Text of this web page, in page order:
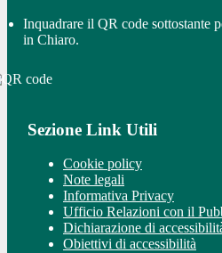
Inquadrare il QR code sottostante
in Chiaro.
Sezione Link Utili
Cookie policy
Note legali
Informativa Privacy
Ufficio Relazioni con il
Dichiarazione di
Obiettivi di accessibilità